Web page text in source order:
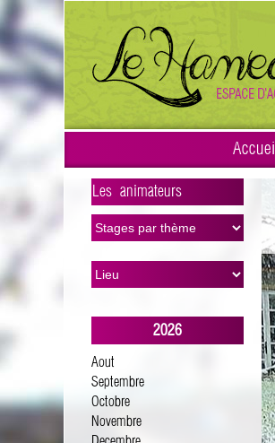
Accueil
Les animateurs
>
2026
Aout
Septembre
Octobre
Novembre